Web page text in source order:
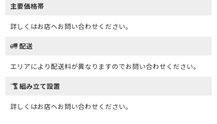
主要価格帯
詳しくはお店へお問い合わせください。
配送
エリアにより配送料が異なりますのでお問い合わせください。
組み立て設置
詳しくはお店へお問い合わせください。